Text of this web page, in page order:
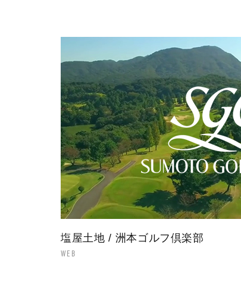
塩屋土地 / 洲本ゴルフ倶楽部
WEB